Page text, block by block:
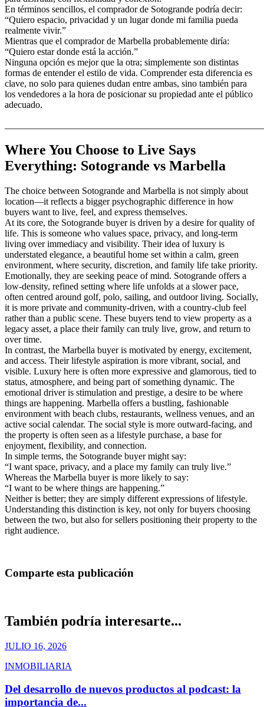
En términos sencillos, el comprador de Sotogrande podría decir:
“Quiero espacio, privacidad y un lugar donde mi familia pueda
realmente vivir.”
Mientras que el comprador de Marbella probablemente diría:
“Quiero estar donde está la acción.”
Ninguna opción es mejor que la otra; simplemente son distintas
formas de entender el estilo de vida. Comprender esta diferencia es
clave, no solo para quienes dudan entre ambas, sino también para
los vendedores a la hora de posicionar su propiedad ante el público
adecuado.
Where You Choose to Live Says
Everything: Sotogrande vs Marbella
The choice between Sotogrande and Marbella is not simply about
location—it reflects a bigger psychographic difference in how
buyers want to live, feel, and express themselves.
At its core, the Sotogrande buyer is driven by a desire for quality of
life. This is someone who values space, privacy, and long-term
living over immediacy and visibility. Their idea of luxury is
understated elegance, a beautiful home set within a calm, green
environment, where security, discretion, and family life take priority.
Emotionally, they are seeking peace of mind. Sotogrande offers a
low-density, refined setting where life unfolds at a slower pace,
often centred around golf, polo, sailing, and outdoor living. Socially,
it is more private and community-driven, with a country-club feel
rather than a public scene. These buyers tend to view property as a
legacy asset, a place their family can truly live, grow, and return to
over time.
In contrast, the Marbella buyer is motivated by energy, excitement,
and access. Their lifestyle aspiration is more vibrant, social, and
visible. Luxury here is often more expressive and glamorous, tied to
status, atmosphere, and being part of something dynamic. The
emotional driver is stimulation and prestige, a desire to be where
things are happening. Marbella offers a bustling, fashionable
environment with beach clubs, restaurants, wellness venues, and an
active social calendar. The social style is more outward-facing, and
the property is often seen as a lifestyle purchase, a base for
enjoyment, flexibility, and connection.
In simple terms, the Sotogrande buyer might say:
“I want space, privacy, and a place my family can truly live.”
Whereas the Marbella buyer is more likely to say:
“I want to be where things are happening.”
Neither is better; they are simply different expressions of lifestyle.
Understanding this distinction is key, not only for buyers choosing
between the two, but also for sellers positioning their property to the
right audience.
Comparte esta publicación
También podría interesarte...
JULIO 16, 2026
INMOBILIARIA
Del desarrollo de nuevos productos al podcast: la
importancia de...